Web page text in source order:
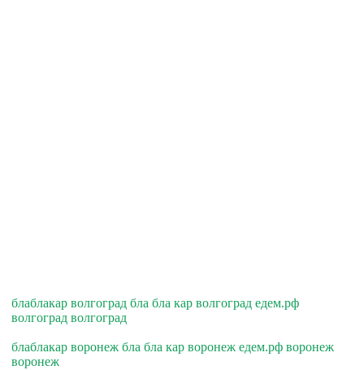
блаблакар волгоград бла бла кар волгоград едем.рф
волгоград волгоград
блаблакар воронеж бла бла кар воронеж едем.рф воронеж
воронеж